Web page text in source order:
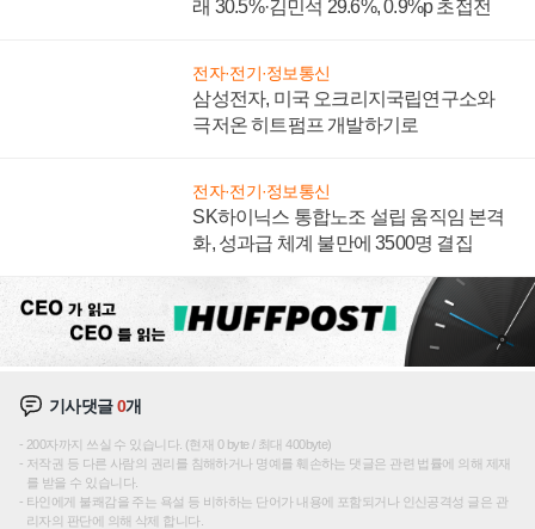
래 30.5%·김민석 29.6%, 0.9%p 초접전
전자·전기·정보통신
삼성전자, 미국 오크리지국립연구소와
극저온 히트펌프 개발하기로
전자·전기·정보통신
SK하이닉스 통합노조 설립 움직임 본격
화, 성과급 체계 불만에 3500명 결집
기사댓글0개
200자까지 쓰실 수 있습니다. (현재 0 byte / 최대 400byte)
저작권 등 다른 사람의 권리를 침해하거나 명예를 훼손하는 댓글은 관련 법률에 의해 제재
를 받을 수 있습니다.
타인에게 불쾌감을 주는 욕설 등 비하하는 단어가 내용에 포함되거나 인신공격성 글은 관
리자의 판단에 의해 삭제 합니다.